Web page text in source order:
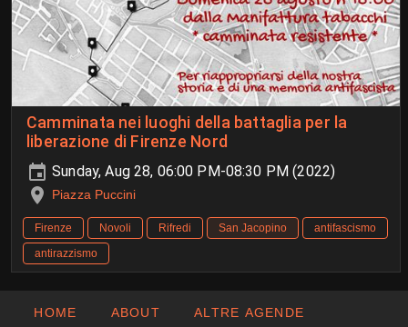
Camminata nei luoghi della battaglia per la
liberazione di Firenze Nord
Sunday, Aug 28, 06:00 PM-08:30 PM (2022)
Piazza Puccini
Firenze Novoli Rifredi San Jacopino
antifascismo
antirazzismo
HOME ABOUT ALTRE AGENDE